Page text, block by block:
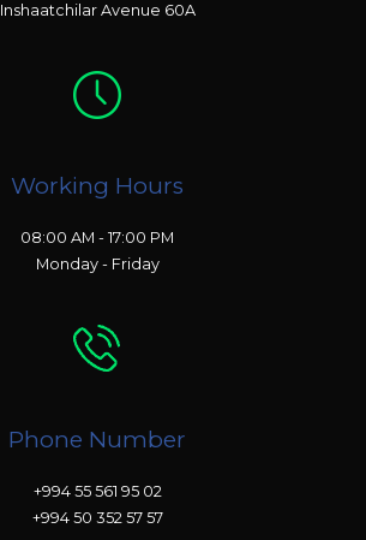
Inshaatchilar Avenue 60A
Working Hours
08:00 AM - 17:00 PM
Monday - Friday
Phone Number
+994 55 561 95 02
+994 50 352 57 57